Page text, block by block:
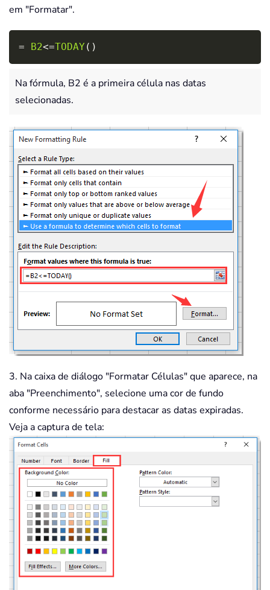
em "Formatar".
= B2<=TODAY ( )
Na fórmula, B2 é a primeira célula nas datas
selecionadas.
3. Na caixa de diálogo "Formatar Células" que aparece, na
aba "Preenchimento", selecione uma cor de fundo
conforme necessário para destacar as datas expiradas.
Veja a captura de tela: